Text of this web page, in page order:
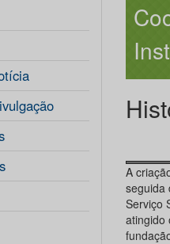
A
seguida
Serviço
atingido